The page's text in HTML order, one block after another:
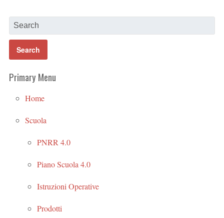
Primary Menu
Home
Scuola
PNRR 4.0
Piano Scuola 4.0
Istruzioni Operative
Prodotti